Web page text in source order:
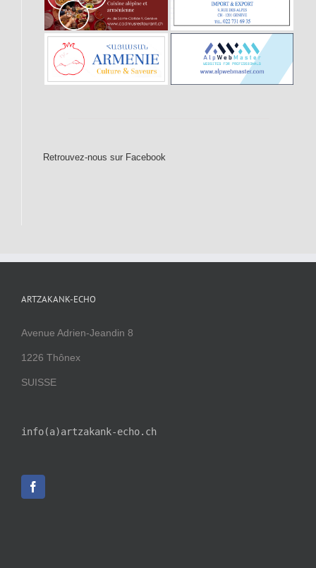
Retrouvez-nous sur Facebook
ARTZAKANK-ECHO
Avenue Adrien-Jeandin 8
1226 Thônex
SUISSE
info(a)artzakank-echo.ch